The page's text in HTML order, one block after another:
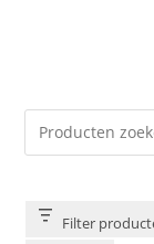
Zoeken
Filter